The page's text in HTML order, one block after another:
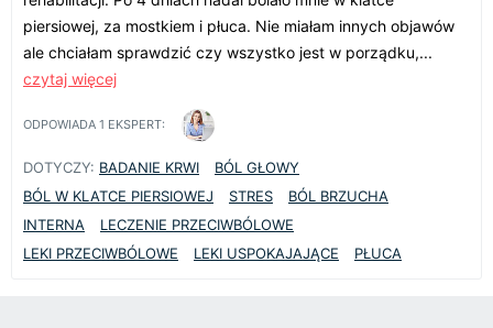
piersiowej, za mostkiem i płuca. Nie miałam innych objawów
ale chciałam sprawdzić czy wszystko jest w porządku,...
czytaj więcej
ODPOWIADA 1 EKSPERT:
DOTYCZY: BADANIE KRWI
BÓL GŁOWY
BÓL W KLATCE PIERSIOWEJ
STRES
BÓL BRZUCHA
INTERNA
LECZENIE PRZECIWBÓLOWE
LEKI PRZECIWBÓLOWE
LEKI USPOKAJAJĄCE PŁUCA